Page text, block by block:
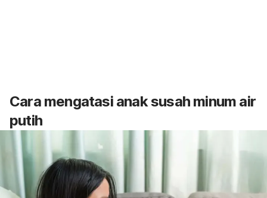
Cara mengatasi anak susah minum air
putih